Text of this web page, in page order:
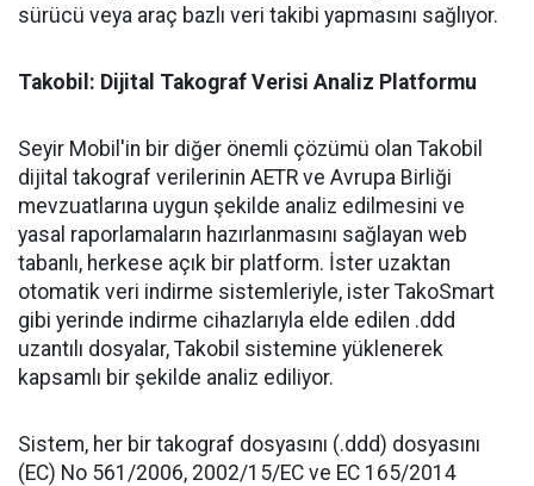
sürücü veya araç bazlı veri takibi yapmasını sağlıyor.
Takobil: Dijital Takograf Verisi Analiz Platformu
Seyir Mobil'in bir diğer önemli çözümü olan Takobil
dijital takograf verilerinin AETR ve Avrupa Birliği
mevzuatlarına uygun şekilde analiz edilmesini ve
yasal raporlamaların hazırlanmasını sağlayan web
tabanlı, herkese açık bir platform. İster uzaktan
otomatik veri indirme sistemleriyle, ister TakoSmart
gibi yerinde indirme cihazlarıyla elde edilen .ddd
uzantılı dosyalar, Takobil sistemine yüklenerek
kapsamlı bir şekilde analiz ediliyor.
Sistem, her bir takograf dosyasını (.ddd) dosyasını
(EC) No 561/2006, 2002/15/EC ve EC 165/2014